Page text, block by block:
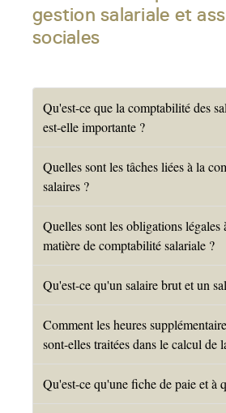
gestion salariale et
sociales
Qu'est-ce que la comptabilité des
est-elle importante ?
Quelles sont les tâches liées à la
salaires ?
Quelles sont les obligations légales
matière de comptabilité salariale ?
Qu'est-ce qu'un salaire brut et un
Comment les heures
sont-elles traitées dans le calcul de
Qu'est-ce qu'une fiche de paie et à